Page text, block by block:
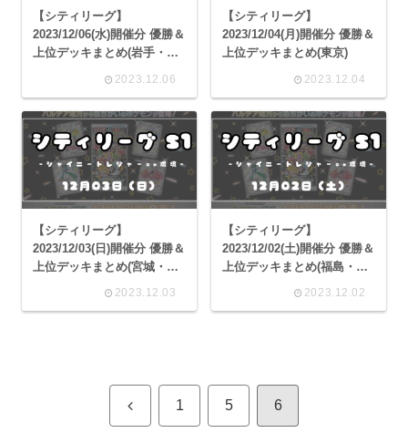
【シティリーグ】
2023/12/06(水)開催分 優勝＆
上位デッキまとめ(岩手・埼
2023.12.06
【シティリーグ】
2023/12/04(月)開催分 優勝＆
上位デッキまとめ(東京)
2023.12.04
【シティリーグ】
2023/12/03(日)開催分 優勝＆
上位デッキまとめ(宮城・栃
2023.12.03
【シティリーグ】
2023/12/02(土)開催分 優勝＆
上位デッキまとめ(福島・茨
2023.12.02
前 1 5 6